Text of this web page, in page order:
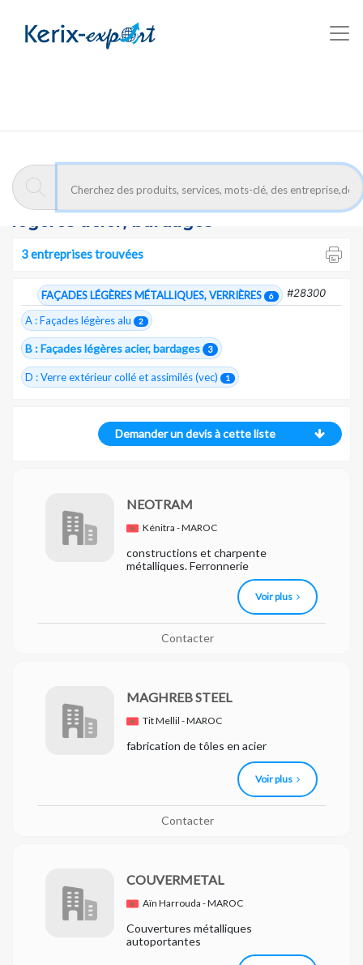
Kerix-export façades légères acier, bardages - Entreprises
Exportateurs Marocains :
Façades
légères acier, bardages
3 entreprises trouvées
FAÇADES LÉGÈRES MÉTALLIQUES, VERRIÈRES 6 #28300
A : Façades légères alu 2
B : Façades légères acier, bardages 3
D : Verre extérieur collé et assimilés (vec) 1
Demander un devis à cette liste
NEOTRAM
Kénitra - MAROC
constructions et charpente
métalliques. Ferronnerie
Voir plus
Contacter
MAGHREB STEEL
Tit Mellil - MAROC
fabrication de tôles en acier
Voir plus
Contacter
COUVERMETAL
Aïn Harrouda - MAROC
Couvertures métalliques
autoportantes